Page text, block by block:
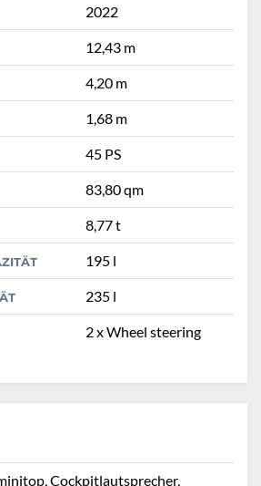
2022
12,43 m
4,20 m
1,68 m
45 PS
83,80 qm
8,77 t
195 l
235 l
2 x Wheel steering
Cockpitlautsprecher,